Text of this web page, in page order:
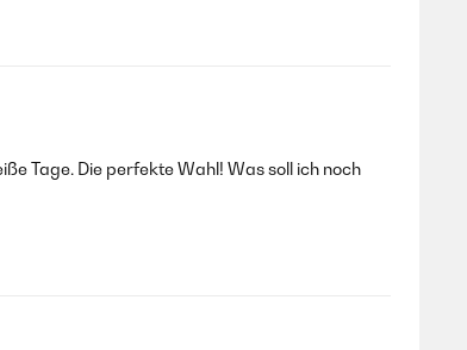
Tage. Die perfekte Wahl! Was soll ich noch